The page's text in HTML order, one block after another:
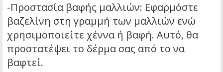
-Προστασία βαφής μαλλιών: Εφαρμόστε
βαζελίνη στη γραμμή των μαλλιών ενώ
χρησιμοποιείτε χέννα ή βαφή. Αυτό, θα
προστατέψει το δέρμα σας από το να
βαφτεί.